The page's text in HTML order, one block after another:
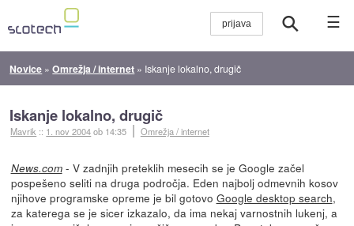
☰
Novice »Omrežja / internet » Iskanje lokalno, drugič
Iskanje lokalno, drugič
Mavrik :: 1. nov 2004ob 14:35 Omrežja / internet
News.com- V zadnjih preteklih mesecih se je Google začel
pospešeno seliti na druga področja. Eden najbolj odmevnih kosov
njihove programske opreme je bil gotovo Google desktop search,
za katerega se je sicer izkazalo, da ima nekaj varnostnih lukenj, a